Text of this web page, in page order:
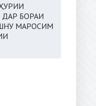
БОРАИ
МАРОСИМ